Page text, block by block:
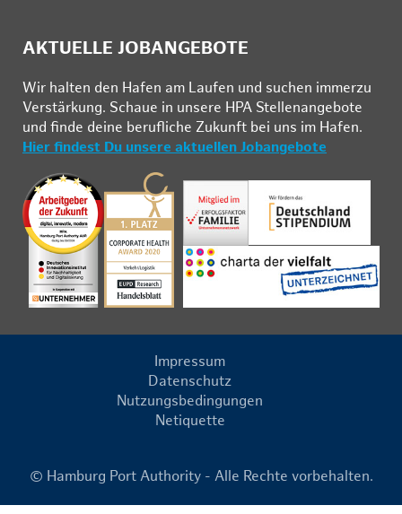
AKTUELLE JOBANGEBOTE
Wir hal­ten den Ha­fen am Lau­fen und su­chen im­mer­zu
Ver­stär­kung. Schau­e in un­se­re HPA Stel­len­an­ge­bo­te
und fin­de deine be­ruf­li­che Zu­kunft bei uns im Ha­fen.
Hier findest Du unsere aktuellen Jobangebote
Impressum
Datenschutz
Nutzungsbedingungen
Netiquette
© Hamburg Port Authority - Alle Rechte vorbehalten.